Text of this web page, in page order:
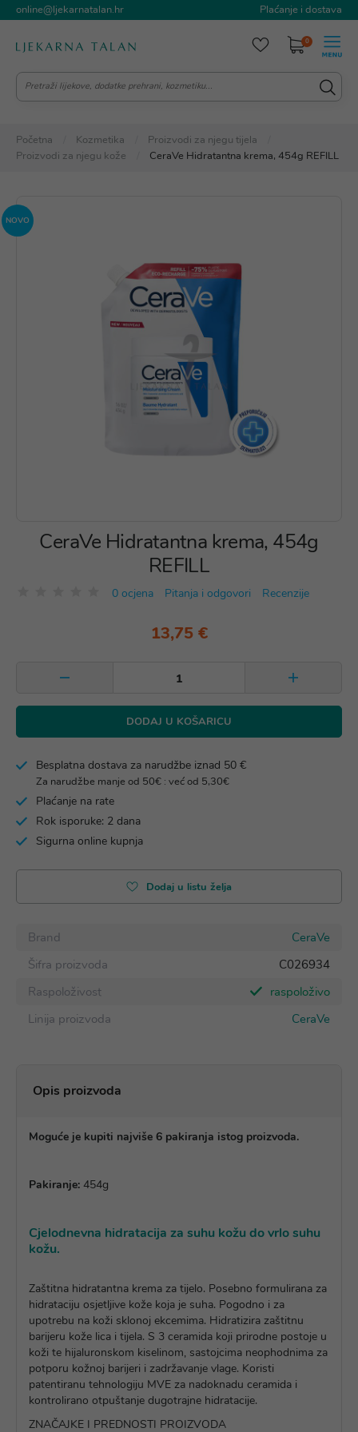
online@ljekarnatalan.hr Plaćanje i dostava
0
Početna Kozmetika
Proizvodi za njegu tijela
Proizvodi za njegu kože
CeraVe Hidratantna krema, 454g REFILL
NOVO
CeraVe Hidratantna krema, 454g
REFILL
0 ocjena Pitanja i odgovori Recenzije
13,75 €
DODAJ U KOŠARICU
Besplatna dostava za narudžbe iznad 50 €
Za narudžbe manje od 50€ : već od 5,30€
Plaćanje na rate
Rok isporuke: 2 dana
Sigurna online kupnja
Dodaj u listu želja
Brand
CeraVe
Šifra proizvoda
C026934
Raspoloživost
raspoloživo
Linija proizvoda
CeraVe
Opis proizvoda
Moguće je kupiti najviše 6 pakiranja istog proizvoda.
Pakiranje: 454g
Cjelodnevna hidratacija za suhu kožu do vrlo suhu
kožu.
Zaštitna hidratantna krema za tijelo. Posebno formulirana za
hidrataciju osjetljive kože koja je suha. Pogodno i za
upotrebu na koži sklonoj ekcemima. Hidratizira zaštitnu
barijeru kože lica i tijela. S 3 ceramida koji prirodne postoje u
koži te hijaluronskom kiselinom, sastojcima neophodnima za
potporu kožnoj barijeri i zadržavanje vlage. Koristi
patentiranu tehnologiju MVE za nadoknadu ceramida i
kontrolirano otpuštanje dugotrajne hidratacije.
ZNAČAJKE I PREDNOSTI PROIZVODA